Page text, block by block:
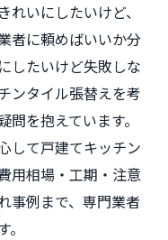
れいにしたいけど、
者に頼めばいいか分
したいけど失敗しな
ンタイル張替えを考
を抱えています。
して戸建てキッチン
用相場・工期・注意
事例まで、専門業者